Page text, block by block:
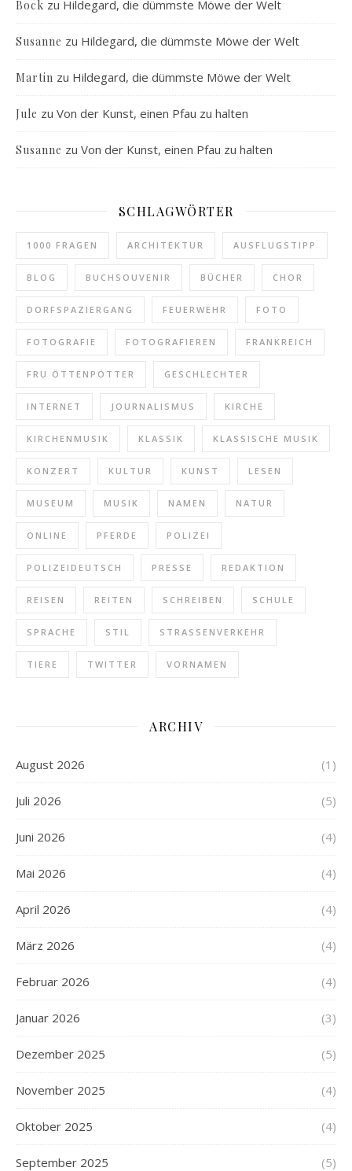
Bock zu Hildegard, die dümmste Möwe der Welt
Susanne zu Hildegard, die dümmste Möwe der Welt
Martin zu Hildegard, die dümmste Möwe der Welt
Jule zu Von der Kunst, einen Pfau zu halten
Susanne zu Von der Kunst, einen Pfau zu halten
SCHLAGWÖRTER
1000 FRAGEN ARCHITEKTUR AUSFLUGSTIPP
BLOG BUCHSOUVENIR BÜCHER CHOR
DORFSPAZIERGANG FEUERWEHR FOTO
FOTOGRAFIE FOTOGRAFIEREN FRANKREICH
FRU ÖTTENPÖTTER GESCHLECHTER
INTERNET JOURNALISMUS KIRCHE
KIRCHENMUSIK KLASSIK KLASSISCHE MUSIK
KONZERT KULTUR KUNST LESEN
MUSEUM MUSIK NAMEN NATUR
ONLINE PFERDE POLIZEI
POLIZEIDEUTSCH PRESSE REDAKTION
REISEN REITEN SCHREIBEN SCHULE
SPRACHE STIL STRASSENVERKEHR
TIERE TWITTER VORNAMEN
ARCHIV
August 2026 (1)
Juli 2026 (5)
Juni 2026 (4)
Mai 2026 (4)
April 2026 (4)
März 2026 (4)
Februar 2026 (4)
Januar 2026 (3)
Dezember 2025 (5)
November 2025 (4)
Oktober 2025 (4)
September 2025 (5)